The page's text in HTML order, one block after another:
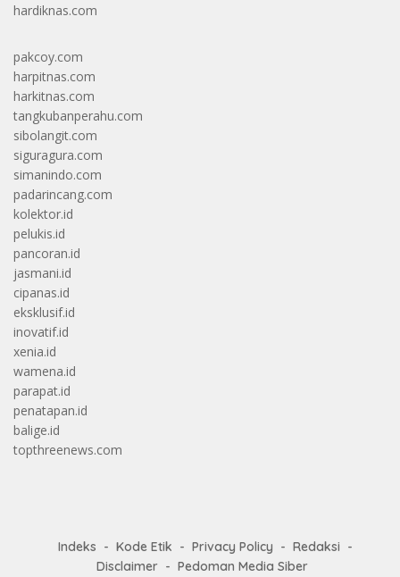
hardiknas.com
pakcoy.com
harpitnas.com
harkitnas.com
tangkubanperahu.com
sibolangit.com
siguragura.com
simanindo.com
padarincang.com
kolektor.id
pelukis.id
pancoran.id
jasmani.id
cipanas.id
eksklusif.id
inovatif.id
xenia.id
wamena.id
parapat.id
penatapan.id
balige.id
topthreenews.com
Indeks Kode Etik Privacy Policy
Redaksi
Disclaimer
Pedoman Media Siber